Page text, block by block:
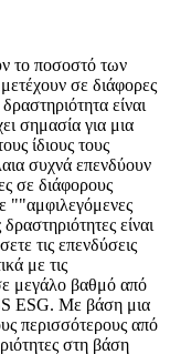
το ποσοστό των
σε διάφορες
είναι
σημασία για μια
ίδιους τους
συχνά επενδύουν
σε διάφορους
""αμφιλεγόμενες
είναι
τις επενδύσεις
με τις
μεγάλο βαθμό από
ESG. Με βάση μια
περισσότερους από
στη βάση